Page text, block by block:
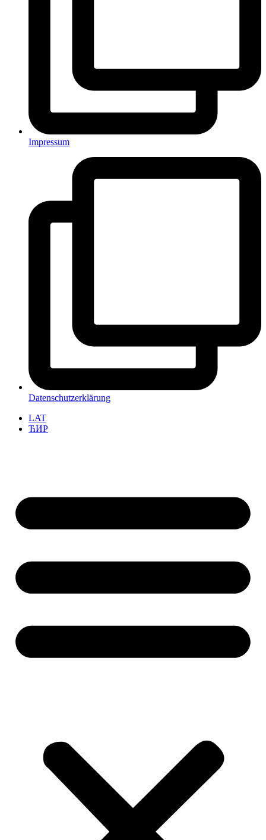
Impressum
Datenschutzerklärung
LAT
ЋИР